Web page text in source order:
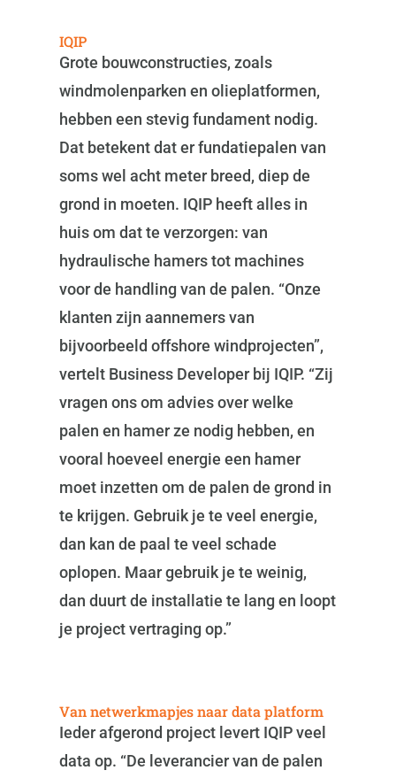
IQIP
Grote bouwconstructies, zoals
windmolenparken en olieplatformen,
hebben een stevig fundament nodig.
Dat betekent dat er fundatiepalen van
soms wel acht meter breed, diep de
grond in moeten. IQIP heeft alles in
huis om dat te verzorgen: van
hydraulische hamers tot machines
voor de handling van de palen. “Onze
klanten zijn aannemers van
bijvoorbeeld offshore windprojecten”,
vertelt Business Developer bij IQIP. “Zij
vragen ons om advies over welke
palen en hamer ze nodig hebben, en
vooral hoeveel energie een hamer
moet inzetten om de palen de grond in
te krijgen. Gebruik je te veel energie,
dan kan de paal te veel schade
oplopen. Maar gebruik je te weinig,
dan duurt de installatie te lang en loopt
je project vertraging op.”
Van netwerkmapjes naar data platform
Ieder afgerond project levert IQIP veel
data op. “De leverancier van de palen